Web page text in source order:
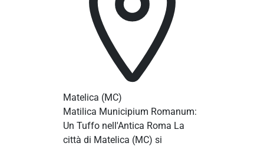
Matelica (MC)
Matilica Municipium Romanum:
Un Tuffo nell'Antica Roma La
città di Matelica (MC) si